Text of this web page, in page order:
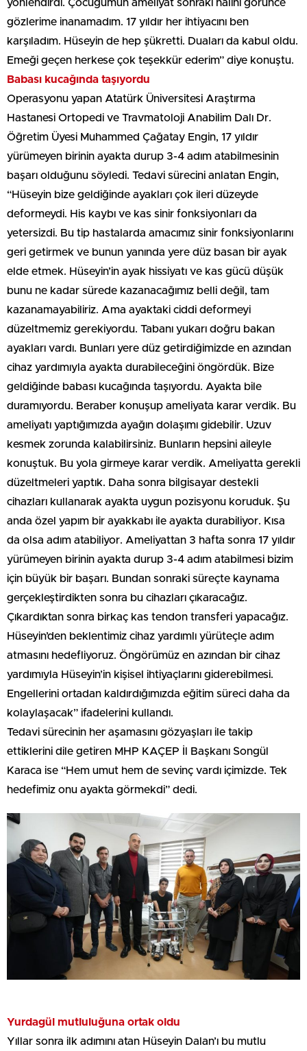
yönlendirdi. Çocuğumun ameliyat sonraki halini görünce
gözlerime inanamadım. 17 yıldır her ihtiyacını ben
karşıladım. Hüseyin de hep şükretti. Duaları da kabul oldu.
Emeği geçen herkese çok teşekkür ederim” diye konuştu.
Babası kucağında taşıyordu
Operasyonu yapan Atatürk Üniversitesi Araştırma
Hastanesi Ortopedi ve Travmatoloji Anabilim Dalı Dr.
Öğretim Üyesi Muhammed Çağatay Engin, 17 yıldır
yürümeyen birinin ayakta durup 3-4 adım atabilmesinin
başarı olduğunu söyledi. Tedavi sürecini anlatan Engin,
“Hüseyin bize geldiğinde ayakları çok ileri düzeyde
deformeydi. His kaybı ve kas sinir fonksiyonları da
yetersizdi. Bu tip hastalarda amacımız sinir fonksiyonlarını
geri getirmek ve bunun yanında yere düz basan bir ayak
elde etmek. Hüseyin’in ayak hissiyatı ve kas gücü düşük
bunu ne kadar sürede kazanacağımız belli değil, tam
kazanamayabiliriz. Ama ayaktaki ciddi deformeyi
düzeltmemiz gerekiyordu. Tabanı yukarı doğru bakan
ayakları vardı. Bunları yere düz getirdiğimizde en azından
cihaz yardımıyla ayakta durabileceğini öngördük. Bize
geldiğinde babası kucağında taşıyordu. Ayakta bile
duramıyordu. Beraber konuşup ameliyata karar verdik. Bu
ameliyatı yaptığımızda ayağın dolaşımı gidebilir. Uzuv
kesmek zorunda kalabilirsiniz. Bunların hepsini aileyle
konuştuk. Bu yola girmeye karar verdik. Ameliyatta gerekli
düzeltmeleri yaptık. Daha sonra bilgisayar destekli
cihazları kullanarak ayakta uygun pozisyonu koruduk. Şu
anda özel yapım bir ayakkabı ile ayakta durabiliyor. Kısa
da olsa adım atabiliyor. Ameliyattan 3 hafta sonra 17 yıldır
yürümeyen birinin ayakta durup 3-4 adım atabilmesi bizim
için büyük bir başarı. Bundan sonraki süreçte kaynama
gerçekleştirdikten sonra bu cihazları çıkaracağız.
Çıkardıktan sonra birkaç kas tendon transferi yapacağız.
Hüseyin’den beklentimiz cihaz yardımlı yürüteçle adım
atmasını hedefliyoruz. Öngörümüz en azından bir cihaz
yardımıyla Hüseyin’in kişisel ihtiyaçlarını giderebilmesi.
Engellerini ortadan kaldırdığımızda eğitim süreci daha da
kolaylaşacak” ifadelerini kullandı.
Tedavi sürecinin her aşamasını gözyaşları ile takip
ettiklerini dile getiren MHP KAÇEP İl Başkanı Songül
Karaca ise “Hem umut hem de sevinç vardı içimizde. Tek
hedefimiz onu ayakta görmekdi” dedi.
Yurdagül mutluluğuna ortak oldu
Yıllar sonra ilk adımını atan Hüseyin Dalan’ı bu mutlu